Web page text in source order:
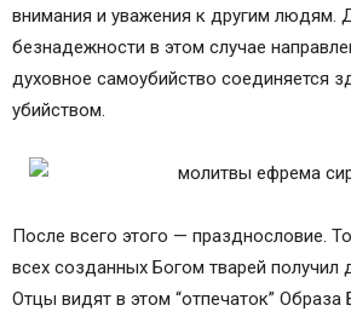
внимания и уважения к другим людям.
безнадежности в этом случае
духовное самоубийство соединяется
убийством.
После всего этого — празднословие.
всех созданных Богом тварей получил
Отцы видят в этом “отпечаток” Образа